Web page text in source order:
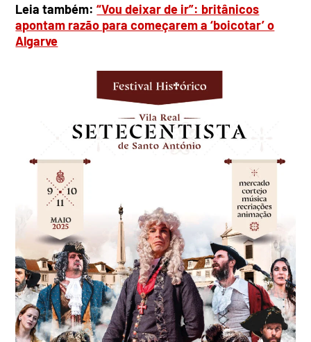
Leia também:“Vou deixar de ir”: britânicos
apontam razão para começarem a ‘boicotar’ o
Algarve